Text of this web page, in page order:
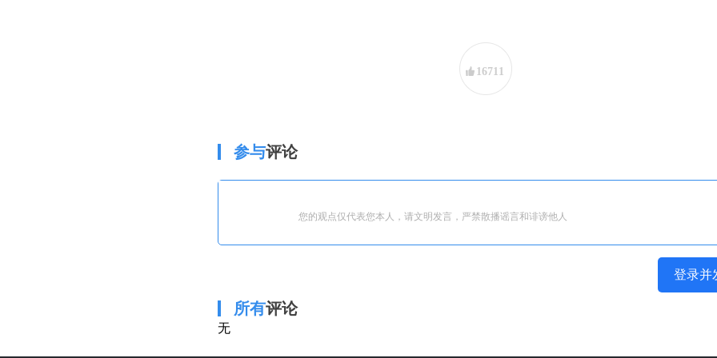
16711
参与评论
您的观点仅代表您本人，请文明发言，严禁散播谣言和诽谤他人
登录并
所有评论
无